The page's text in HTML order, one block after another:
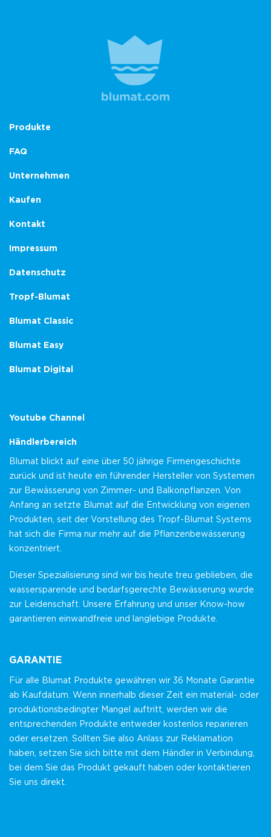
Produkte
FAQ
Unternehmen
Kaufen
Kontakt
Impressum
Datenschutz
Tropf-Blumat
Blumat Classic
Blumat Easy
Blumat Digital
Youtube Channel
Händlerbereich
Blumat blickt auf eine über 50 jährige Firmengeschichte
zurück und ist heute ein führender Hersteller von Systemen
zur Bewässerung von Zimmer- und Balkonpflanzen. Von
Anfang an setzte Blumat auf die Entwicklung von eigenen
Produkten, seit der Vorstellung des Tropf-Blumat Systems
hat sich die Firma nur mehr auf die Pflanzenbewässerung
konzentriert.
Dieser Spezialisierung sind wir bis heute treu geblieben, die
wassersparende und bedarfsgerechte Bewässerung wurde
zur Leidenschaft. Unsere Erfahrung und unser Know-how
garantieren einwandfreie und langlebige Produkte.
GARANTIE
Für alle Blumat Produkte gewähren wir 36 Monate Garantie
ab Kaufdatum. Wenn innerhalb dieser Zeit ein material- oder
produktionsbedingter Mangel auftritt, werden wir die
entsprechenden Produkte entweder kostenlos reparieren
oder ersetzen. Sollten Sie also Anlass zur Reklamation
haben, setzen Sie sich bitte mit dem Händler in Verbindung,
bei dem Sie das Produkt gekauft haben oder kontaktieren
Sie uns direkt.